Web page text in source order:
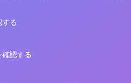
する
認する